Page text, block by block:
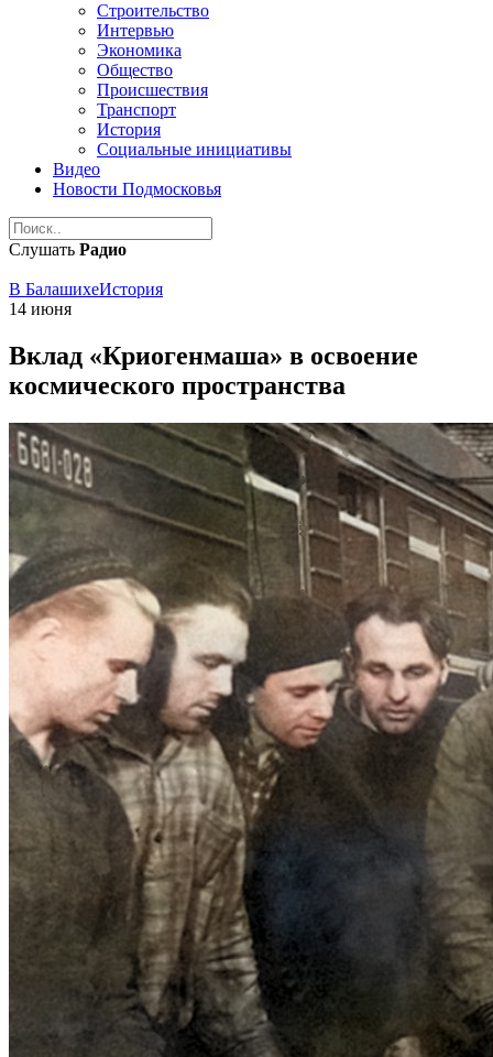
Строительство
Интервью
Экономика
Общество
Происшествия
Транспорт
История
Социальные инициативы
Видео
Новости Подмосковья
Слушать Радио
В БалашихеИстория
14 июня
Вклад «Криогенмаша» в освоение
космического пространства